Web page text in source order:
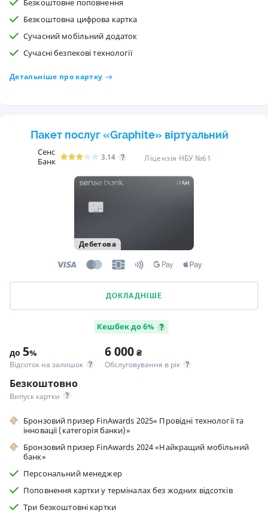
Безкоштовне поповнення
Безкоштовна цифрова картка
Сучасний мобільний додаток
Сучасні безпекові технології
Детальніше про картку
Пакет послуг «Graphite» віртуальний
Сенс
Банк
3.14 Ліцензія НБУ №61
Дебетова
ДОКЛАДНІШЕ
Кешбек до 6%
до 5%
Відсоток на залишок
6 000 ₴
Обслуговування в рік
Безкоштовно
Випуск картки
Бронзовий призер FinAwards 2025« Провідні технології та
інновації (категорія банки)»
Бронзовий призер FinAwards 2024 «Найкращий мобільний
банк»
Персональний менеджер
Поповнення картки у терміналах без жодних відсотків
Три безкоштовні картки